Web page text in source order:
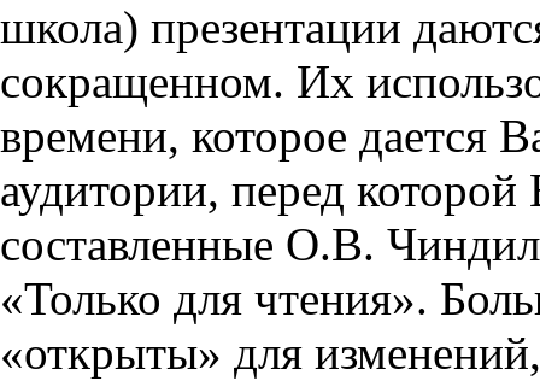
школа) презентации
сокращенном. Их
времени, которое дается
аудитории, перед
составленные О.В.
«Только для чтения».
«открыты» для